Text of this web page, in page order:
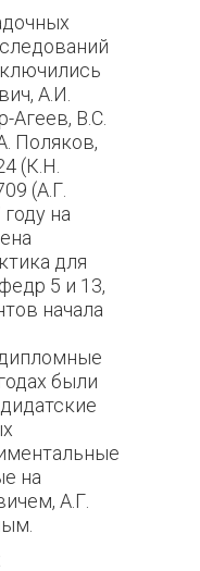
А.И.
Агеев, В.С.
Поляков,
(К.Н.
(А.Г.
на
для
5 и 13,
начала
были
на
А.Г.